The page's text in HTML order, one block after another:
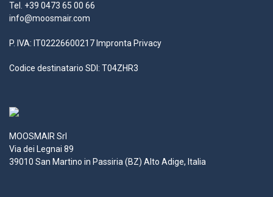
Tel. +39 0473 65 00 66
info@moosmair.com
P. IVA: IT02226600217 Impronta Privacy
Codice destinatario SDI: T04ZHR3
MOOSMAIR Srl
Via dei Legnai 89
39010 San Martino in Passiria (BZ) Alto Adige, Italia